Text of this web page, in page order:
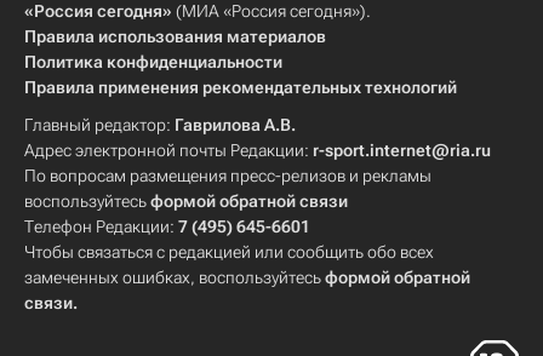
«Россия сегодня» (МИА «Россия сегодня»).
Правила использования материалов
Политика конфиденциальности
Правила применения рекомендательных технологий
Главный редактор: Гаврилова А.В.
Адрес электронной почты Редакции: r-sport.internet@ria.ru
По вопросам размещения пресс-релизов и рекламы
воспользуйтесьформой обратной связи
Телефон Редакции: 7 (495) 645-6601
Чтобы связаться с редакцией или сообщить обо всех
замеченных ошибках, воспользуйтесьформой обратной
связи.